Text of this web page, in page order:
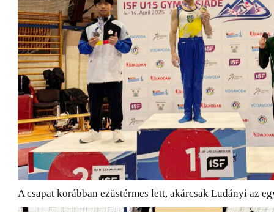
A csapat korábban ezüstérmes lett, akárcsak Ludányi az